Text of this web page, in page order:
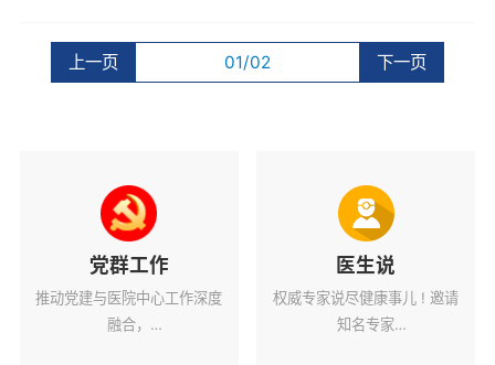
上一页 01/02 下一页
党群工作
推动党建与医院中心工作深度
融合，
医生说
权威专家说尽健康事儿 ! 邀请
知名专家